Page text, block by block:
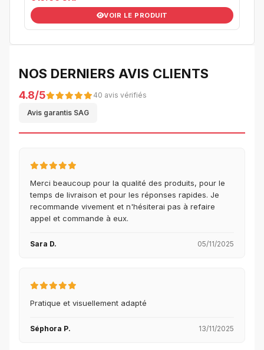
VOIR LE PRODUIT
NOS DERNIERS AVIS CLIENTS
4.8/5 40 avis vérifiés
Avis garantis SAG
Merci beaucoup pour la qualité des produits, pour le
temps de livraison et pour les réponses rapides. Je
recommande vivement et n'hésiterai pas à refaire
appel et commande à eux.
Sara D. 05/11/2025
Pratique et visuellement adapté
Séphora P. 13/11/2025